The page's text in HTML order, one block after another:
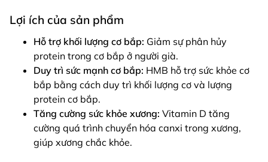
Lợi ích của sản phẩm
Hỗ trợ khối lượng cơ bắp: Giảm sự phân hủy
protein trong cơ bắp ở người già.
Duy trì sức mạnh cơ bắp: HMB hỗ trợ sức khỏe cơ
bắp bằng cách duy trì khối lượng cơ và lượng
protein cơ bắp.
Tăng cường sức khỏe xương: Vitamin D tăng
cường quá trình chuyển hóa canxi trong xương,
giúp xương chắc khỏe.